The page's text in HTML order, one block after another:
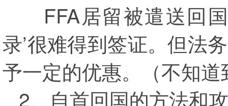
FFA居留被遣送回国
录’很难得到签证。但法
予一定的优惠。（不知
2、自首回国的方法和